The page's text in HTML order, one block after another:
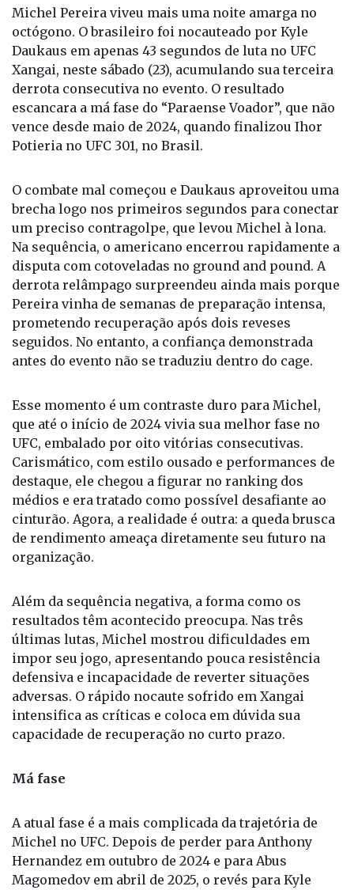
Michel Pereira viveu mais uma noite amarga no
octógono. O brasileiro foi nocauteado por Kyle
Daukaus em apenas 43 segundos de luta no UFC
Xangai, neste sábado (23), acumulando sua terceira
derrota consecutiva no evento. O resultado
escancara a má fase do “Paraense Voador”, que não
vence desde maio de 2024, quando finalizou Ihor
Potieria no UFC 301, no Brasil.
O combate mal começou e Daukaus aproveitou uma
brecha logo nos primeiros segundos para conectar
um preciso contragolpe, que levou Michel à lona.
Na sequência, o americano encerrou rapidamente a
disputa com cotoveladas no ground and pound. A
derrota relâmpago surpreendeu ainda mais porque
Pereira vinha de semanas de preparação intensa,
prometendo recuperação após dois reveses
seguidos. No entanto, a confiança demonstrada
antes do evento não se traduziu dentro do cage.
Esse momento é um contraste duro para Michel,
que até o início de 2024 vivia sua melhor fase no
UFC, embalado por oito vitórias consecutivas.
Carismático, com estilo ousado e performances de
destaque, ele chegou a figurar no ranking dos
médios e era tratado como possível desafiante ao
cinturão. Agora, a realidade é outra: a queda brusca
de rendimento ameaça diretamente seu futuro na
organização.
Além da sequência negativa, a forma como os
resultados têm acontecido preocupa. Nas três
últimas lutas, Michel mostrou dificuldades em
impor seu jogo, apresentando pouca resistência
defensiva e incapacidade de reverter situações
adversas. O rápido nocaute sofrido em Xangai
intensifica as críticas e coloca em dúvida sua
capacidade de recuperação no curto prazo.
Má fase
A atual fase é a mais complicada da trajetória de
Michel no UFC. Depois de perder para Anthony
Hernandez em outubro de 2024 e para Abus
Magomedov em abril de 2025, o revés para Kyle